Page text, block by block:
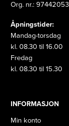
Org. nr.:
Åpningstider:
Mandag-torsdag
kl. 08.30 til 16.00
Fredag
kl. 08.30 til 15.30
INFORMASJON
Min konto